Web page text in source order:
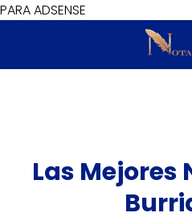
PARA ADSENSE
Las Mejores